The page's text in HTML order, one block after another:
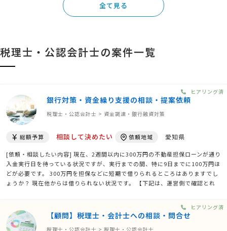
全て見る
税理士・公認会計士の案件一覧
銀行対策・資金繰り支援の相談・提案依頼
税理士・公認会計士 > 資金調達・銀行融資対策
総額予算 相談して決めたい 依頼地域 愛知県
[依頼・相談したい内容] 現在、2週間以内に300万円の不動産担保ローンが通り
入金実行日を待っている状況ですが、実行までの間、特に9日までに100万円ほ
どが必要です。 300万円を担保などに短期で借りられるところはありますでし
ょうか？ 現在他からは借りられない状況です。 【下記は、運営側で確認とれ
ヒアリング済
【顧問】税理士・会計士への相談・問合せ
税理士・公認会計士 > 税理士・公認会計士
ヒアリング済